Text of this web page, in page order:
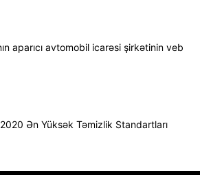
aparıcı avtomobil icarəsi şirkətinin veb
2020 Ən Yüksək Təmizlik Standartları